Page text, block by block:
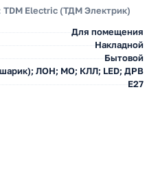
TDM Electric (ТДМ Электрик)
Для помещения
Накладной
Бытовой
ЛОН; МО; КЛЛ; LED; ДРВ
E27